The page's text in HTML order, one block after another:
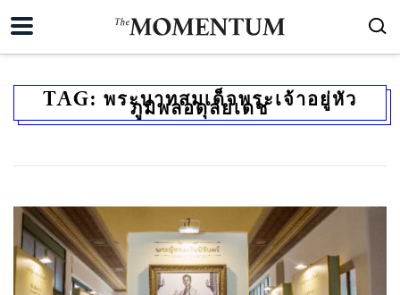
TAG: พระบาทสมเด็จพระเจ้าอยู่หัว
ภูมิพลอดุลยเดช